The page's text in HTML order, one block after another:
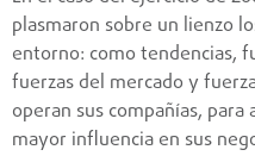
plasmaron sobre un lienzo
entorno: como tendencias,
fuerzas del mercado y
operan sus compañías, para
mayor influencia en sus